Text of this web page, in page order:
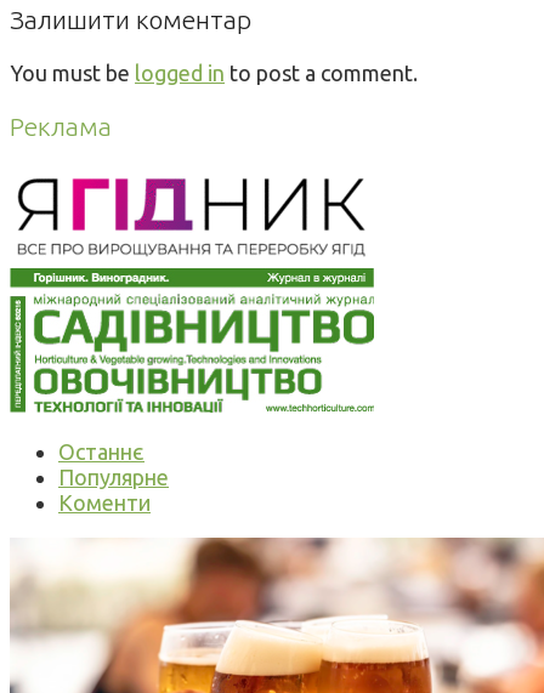
Залишити коментар
You must be logged in to post a comment.
Реклама
Останнє
Популярне
Коменти